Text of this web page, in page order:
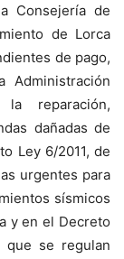
Consejería de
de Lorca
de pago,
reparación,
dañadas de
Ley 6/2011, de
urgentes para
sísmicos
y en el Decreto
que se regulan